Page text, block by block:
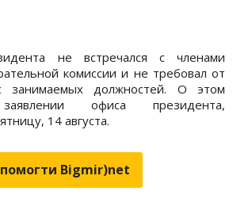
не встречался с членами
комиссии и не требовал от
занимаемых должностей. О этом
офиса президента,
14 августа.
Bigmir)net